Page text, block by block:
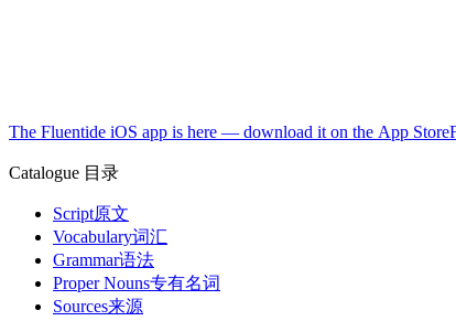
The Fluentide iOS app is here — download it on the App Store
Catalogue 目录
Script原文
Vocabulary词汇
Grammar语法
Proper Nouns专有名词
Sources来源